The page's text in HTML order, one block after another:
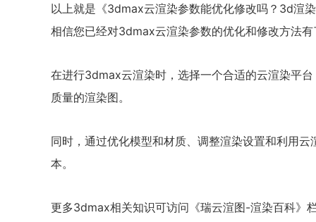
以上就是《3dmax云渲染参数能优化修改吗？3d渲
相信您已经对3dmax云渲染参数的优化和修改方法
在进行3dmax云渲染时，选择一个合适的云渲染平
质量的渲染图。
同时，通过优化模型和材质、调整渲染设置和利用
本。
更多3dmax相关知识可访问《瑞云渲图-渲染百科》